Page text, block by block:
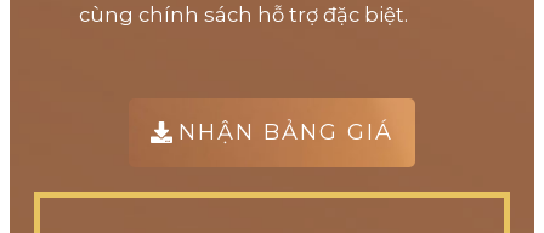
cùng chính sách hỗ trợ đặc biệt.
NHẬN BẢNG GIÁ